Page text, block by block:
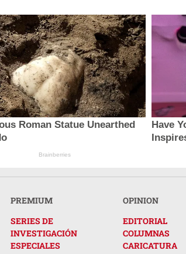
Roman Statue Unearthed
Brainberries
Have
PREMIUM
SERIES DE
INVESTIGACIÓN
ESPECIALES
OPINION
EDITORIAL
COLUMNAS
CARICATURA